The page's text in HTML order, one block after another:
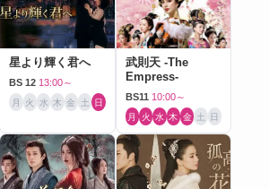
星より輝く君へ
BS 12 13:00～
月 火 水 木 金 土 日
武則天 -The
Empress-
BS11 10:00～
月 火 水 木 金 土 日